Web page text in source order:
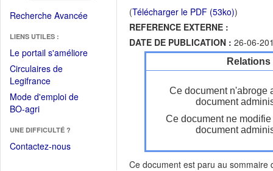
Recherche Avancée
LIENS UTILES :
Le portail s'améliore(Fichier
Circulaires de
Legifrance(Ouvrir
dans
une
fenêtre)
Mode d'emploi de
BO-agri(Ouvrir
une
nouvelle
UNE DIFFICULTÉ ?
Contactez-nous
(Télécharger le PDF (53ko))
REFERENCE EXTERNE :
DATE DE PUBLICATION : 26-06-
Ce document n'abroge
document
Ce document ne
document
Ce document est paru au sommaire